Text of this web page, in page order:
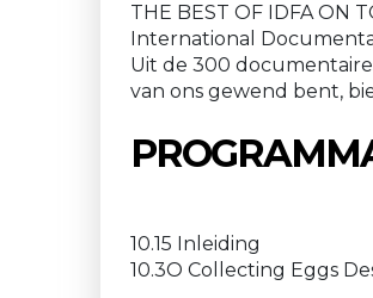
THE BEST OF IDFA ON
International
Uit de 300
van ons gewend bent,
10.15 Inleiding
10.3O Collecting Eggs